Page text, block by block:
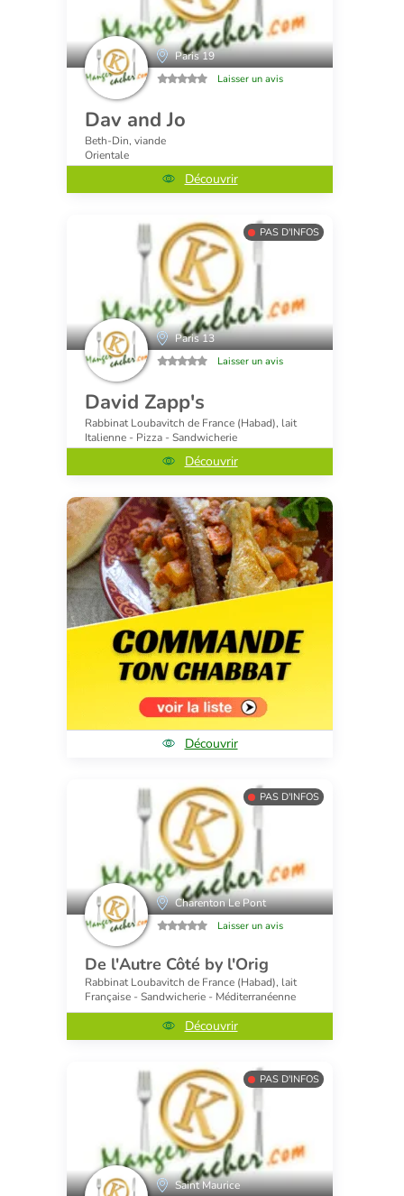
Paris 19
Laisser un avis
Dav and Jo
Beth-Din, viande
Orientale
Découvrir
PAS D'INFOS
Paris 13
Laisser un avis
David Zapp's
Rabbinat Loubavitch de France (Habad), lait
Italienne - Pizza - Sandwicherie
Découvrir
Découvrir
PAS D'INFOS
Charenton Le Pont
Laisser un avis
De l'Autre Côté by l'Orig
Rabbinat Loubavitch de France (Habad), lait
Française - Sandwicherie - Méditerranéenne
Découvrir
PAS D'INFOS
Saint Maurice